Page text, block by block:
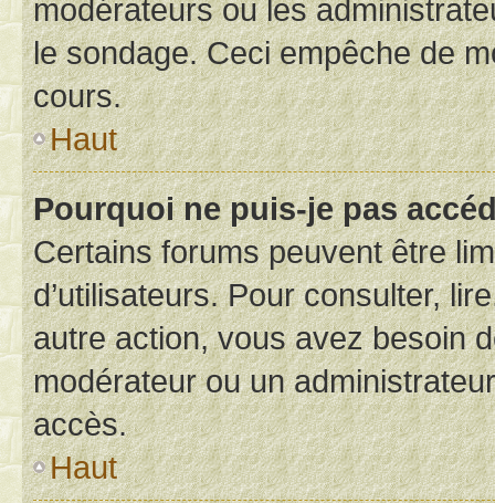
modérateurs ou les
le sondage. Ceci empêche de
cours.
Haut
Pourquoi ne puis-je pas
Certains forums peuvent être
d’utilisateurs. Pour consulter,
autre action, vous avez besoin
modérateur ou un
accès.
Haut